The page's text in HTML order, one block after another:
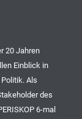
20 Jahren
Einblick in
Als
des
6-mal